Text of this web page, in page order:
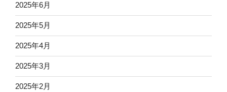
2025年6月
2025年5月
2025年4月
2025年3月
2025年2月